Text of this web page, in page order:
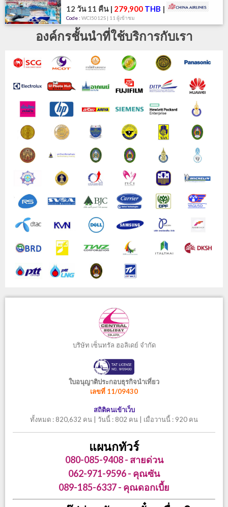
12 วัน 11 คืน| 279,900 THB |
Code : WCI5012S | 11 ผู้เข้าชม
องค์กรชั้นนำที่ใช้บริการกับเรา
บริษัท เซ็นทรัล ฮอลิเดย์ จำกัด
ใบอนุญาติประกอบธุรกิจนำเที่ยว
เลขที่ 11/09430
สถิติคนเข้าเว็บ
ทั้งหมด : 820,632 คน | วันนี้ : 802 คน | เมื่อวานนี้ : 920 คน
แผนกทัวร์
080-085-9408 - สายด่วน
062-971-9596 - คุณซัน
089-185-6337 - คุณดอกเบี้ย